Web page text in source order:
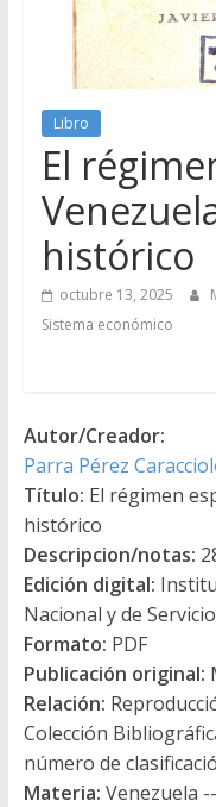
Libro
El
histórico
octubre 13, 2025
Sistema económico
Autor/Creador:
Parra Pérez
Título: El régimen
histórico
Descripcion/notas:
Edición digital:
Nacional y de
Formato: PDF
Publicación original:
Relación:
Colección
número de
Materia: Venezuela